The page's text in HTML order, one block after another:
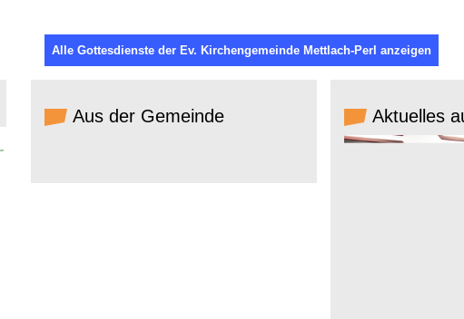
Alle Gottesdienste der Ev. Kirchengemeinde Mettlach-Perl anzeigen
Aus der Gemeinde Aktuelles